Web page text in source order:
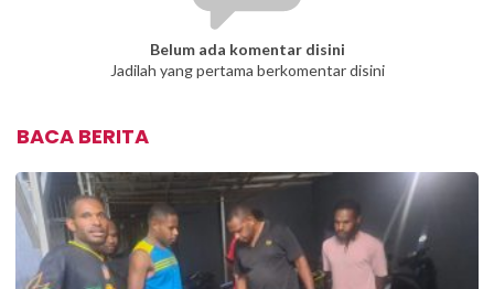
Belum ada komentar disini
Jadilah yang pertama berkomentar disini
BACA BERITA